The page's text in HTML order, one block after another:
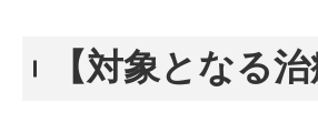
【対象となる治